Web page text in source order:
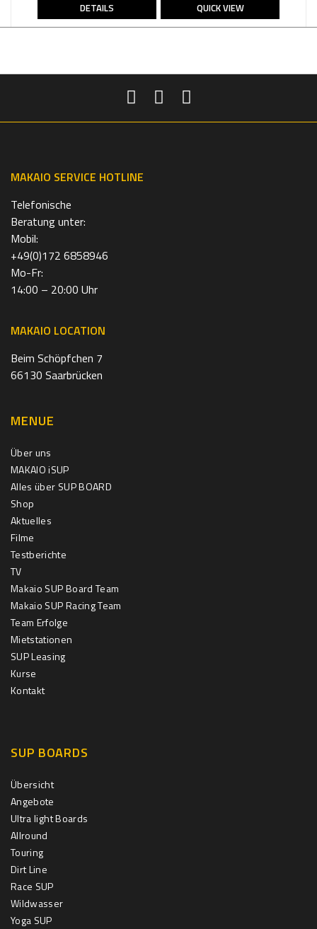
DETAILS QUICK VIEW
MAKAIO SERVICE HOTLINE
Telefonische
Beratung unter:
Mobil:
+49(0)172 6858946
Mo-Fr:
14:00 – 20:00 Uhr
MAKAIO LOCATION
Beim Schöpfchen 7
66130 Saarbrücken
MENUE
Über uns
MAKAIO iSUP
Alles über SUP BOARD
Shop
Aktuelles
Filme
Testberichte
TV
Makaio SUP Board Team
Makaio SUP Racing Team
Team Erfolge
Mietstationen
SUP Leasing
Kurse
Kontakt
SUP BOARDS
Übersicht
Angebote
Ultra light Boards
Allround
Touring
Dirt Line
Race SUP
Wildwasser
Yoga SUP